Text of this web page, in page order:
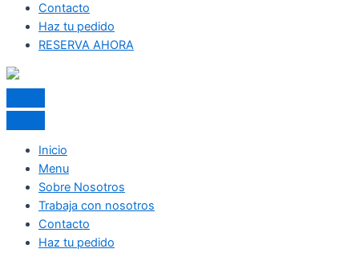
Contacto
Haz tu pedido
RESERVA AHORA
Inicio
Menu
Sobre Nosotros
Trabaja con nosotros
Contacto
Haz tu pedido